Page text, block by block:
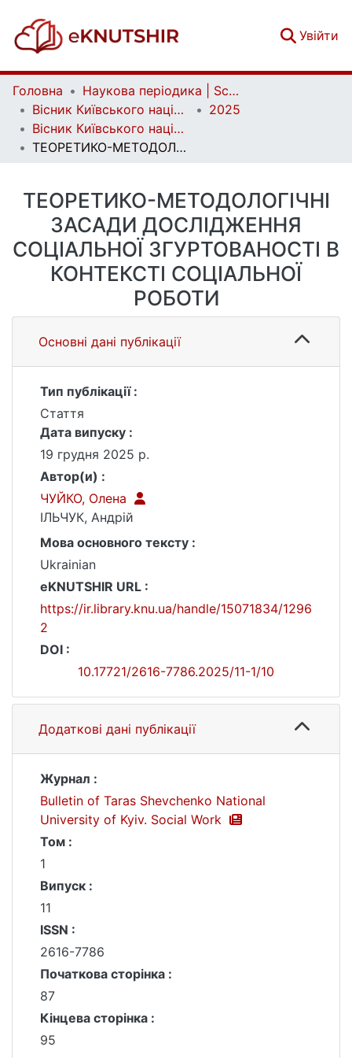
Увійти
Головна
Наукова періодика | Scientific periodicals
Вісник Київського національного університету імені Тараса Шевченка. Соціальна робота | Bulletin of Taras Shevchenko National University of Kyiv. Social work
2025
Вісник Київського національного університету імені Тараса Шевченка. Соціальна робота. Вип. 1 (11)
ТЕОРЕТИКО-МЕТОДОЛОГІЧНІ ЗАСАДИ ДОСЛІДЖЕННЯ СОЦІАЛЬНОЇ ЗГУРТОВАНОСТІ В КОНТЕКСТІ СОЦІАЛЬНОЇ РОБОТИ
ТЕОРЕТИКО-МЕТОДОЛОГІЧНІ
ЗАСАДИ ДОСЛІДЖЕННЯ
СОЦІАЛЬНОЇ ЗГУРТОВАНОСТІ В
КОНТЕКСТІ СОЦІАЛЬНОЇ
РОБОТИ
Основні дані публікації
Тип публікації :
Стаття
Дата випуску :
19 грудня 2025 р.
Автор(и) :
ЧУЙКО, Олена
ІЛЬЧУК, Андрій
Мова основного тексту :
Ukrainian
eKNUTSHIR URL :
https://ir.library.knu.ua/handle/15071834/1296
2
DOI :
10.17721/2616-7786.2025/11-1/10
Додаткові дані публікації
Журнал :
Bulletin of Taras Shevchenko National
University of Kyiv. Social Work
Том :
1
Випуск :
11
ISSN :
2616-7786
Початкова сторінка :
87
Кінцева сторінка :
95